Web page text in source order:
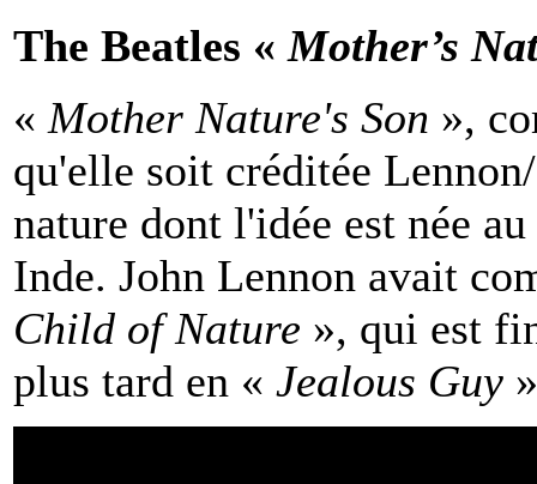
The Beatles «Mother’s
« Mother Nature's Son »,
qu'elle soit créditée
nature dont l'idée est née
Inde. John Lennon avait
Child of Nature », qui est
plus tard en « Jealous Guy »